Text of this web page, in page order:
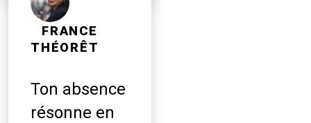
FRANCE
THÉORÊT
Ton absence
résonne en